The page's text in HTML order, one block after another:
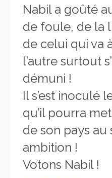
Nabil a goûté
de foule, de la
de celui qui va
l’autre surtout
démuni !
Il s’est inoculé
qu’il pourra
de son pays au
ambition !
Votons Nabil !